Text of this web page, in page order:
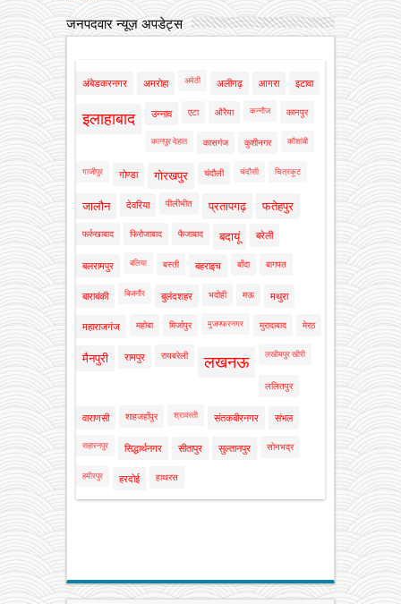
जनपदवार न्यूज़ अपडेट्स
अंबेडकरनगर अमरोहा अमेठी अलीगढ़ आगरा इटावा
इलाहाबाद उन्नाव एटा औरैया कन्नौज कानपुर
कानपुर देहात कासगंज कुशीनगर कौशांबी
गाजीपुर गोण्डा गोरखपुर चंदौली चंदौसी चित्रकूट
जालौन देवरिया पीलीभीत प्रतापगढ़ फतेहपुर
फर्रुखाबाद फिरोजाबाद फैजाबाद बदायूं बरेली
बलरामपुर बलिया बस्ती बहराइच बाँदा बागपत
बाराबंकी बिजनौर बुलंदशहर भदोही मऊ मथुरा
महाराजगंज महोबा मिर्जापुर मुजफ्फरनगर मुरादाबाद मेरठ
मैनपुरी रामपुर रायबरेली लखनऊ लखीमपुर खीरी
ललितपुर
वाराणसी शाहजहाँपुर श्रावस्ती संतकबीरनगर संभल
सहारनपुर सिद्धार्थनगर सीतापुर सुल्तानपुर सोनभद्र
हमीरपुर हरदोई हाथरस